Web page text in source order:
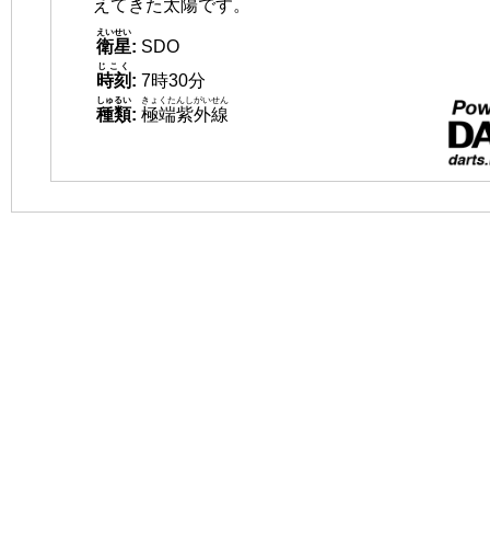
えてきた太陽です。
衛星
えいせい
: SDO
時刻
じこく
: 7時30分
種類
しゅるい
: 極端紫外線
きょくたんしがいせん